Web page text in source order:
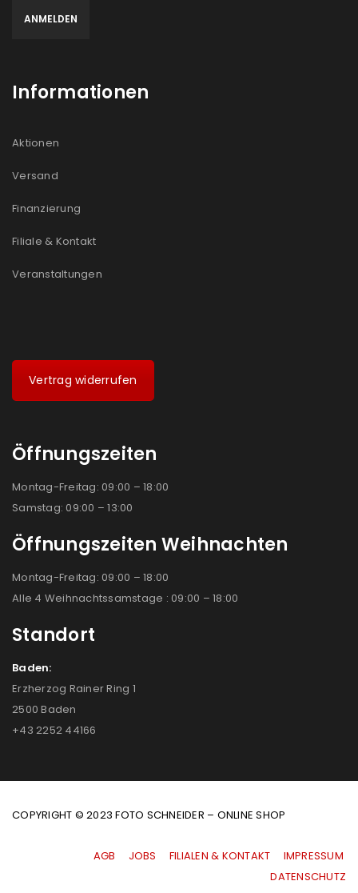
Informationen
Aktionen
Versand
Finanzierung
Filiale & Kontakt
Veranstaltungen
Vertrag widerrufen
Öffnungszeiten
Montag-Freitag: 09:00 – 18:00
Samstag: 09:00 – 13:00
Öffnungszeiten Weihnachten
Montag-Freitag: 09:00 – 18:00
Alle 4 Weihnachtssamstage : 09:00 – 18:00
Standort
Baden:
Erzherzog Rainer Ring 1
2500 Baden
+43 2252 44166
COPYRIGHT © 2023 FOTO SCHNEIDER – ONLINE SHOP
AGB JOBS FILIALEN & KONTAKT
IMPRESSUM
|DATENSCHUTZ